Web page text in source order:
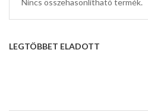
Nincs összehasonlítható termék.
LEGTÖBBET ELADOTT